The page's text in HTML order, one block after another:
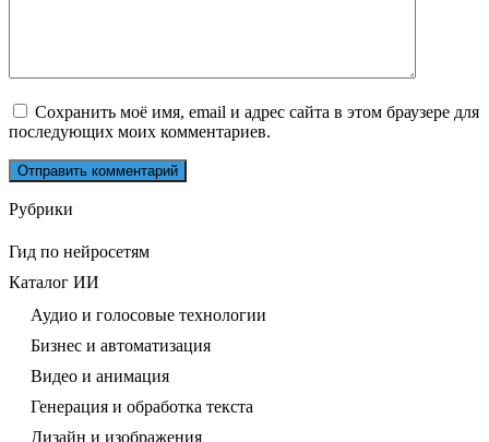
Сохранить моё имя, email и адрес сайта в этом браузере для
последующих моих комментариев.
Рубрики
Гид по нейросетям
Каталог ИИ
Аудио и голосовые технологии
Бизнес и автоматизация
Видео и анимация
Генерация и обработка текста
Дизайн и изображения